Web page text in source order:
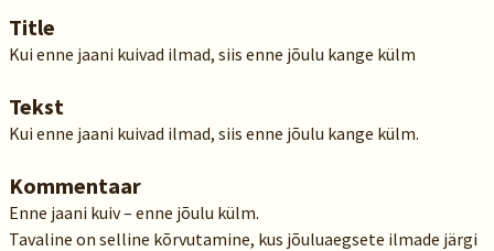
Title
Kui enne jaani kuivad ilmad, siis enne jõulu kange külm
Tekst
Kui enne jaani kuivad ilmad, siis enne jõulu kange külm.
Kommentaar
Enne jaani kuiv – enne jõulu külm.
Tavaline on selline kõrvutamine, kus jõuluaegsete ilmade järgi